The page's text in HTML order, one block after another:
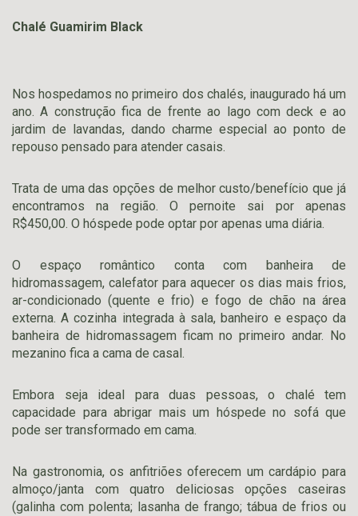
Chalé Guamirim Black
Nos hospedamos no primeiro dos chalés, inaugurado há um
ano. A construção fica de frente ao lago com deck e ao
jardim de lavandas, dando charme especial ao ponto de
repouso pensado para atender casais.
Trata de uma das opções de melhor custo/benefício que já
encontramos na região. O pernoite sai por apenas
R$450,00. O hóspede pode optar por apenas uma diária.
O espaço romântico conta com banheira de
hidromassagem, calefator para aquecer os dias mais frios,
ar-condicionado (quente e frio) e fogo de chão na área
externa. A cozinha integrada à sala, banheiro e espaço da
banheira de hidromassagem ficam no primeiro andar. No
mezanino fica a cama de casal.
Embora seja ideal para duas pessoas, o chalé tem
capacidade para abrigar mais um hóspede no sofá que
pode ser transformado em cama.
Na gastronomia, os anfitriões oferecem um cardápio para
almoço/janta com quatro deliciosas opções caseiras
(galinha com polenta; lasanha de frango; tábua de frios ou